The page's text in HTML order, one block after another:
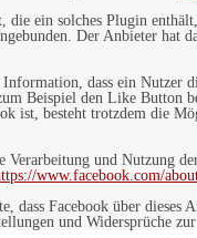
die ein solches Plugin
Der Anbieter
dass ein Nutzer
Beispiel den Like Button
ist, besteht trotzdem die
und Nutzung
www.facebook.com/
dass Facebook über
und Widersprüche